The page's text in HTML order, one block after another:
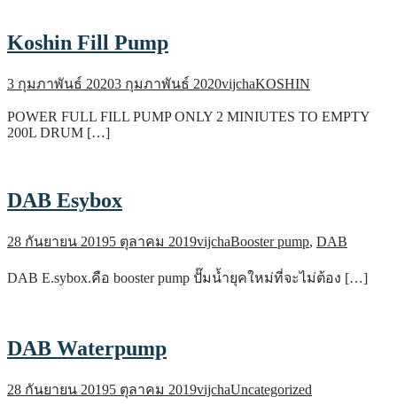
Koshin Fill Pump
3 กุมภาพันธ์ 20203 กุมภาพันธ์ 2020vijchaKOSHIN
POWER FULL FILL PUMP ONLY 2 MINIUTES TO EMPTY
200L DRUM […]
DAB Esybox
28 กันยายน 20195 ตุลาคม 2019vijchaBooster pump, DAB
DAB E.sybox.คือ booster pump ปั๊มน้ำยุคใหม่ที่จะไม่ต้อง […]
DAB Waterpump
28 กันยายน 20195 ตุลาคม 2019vijchaUncategorized